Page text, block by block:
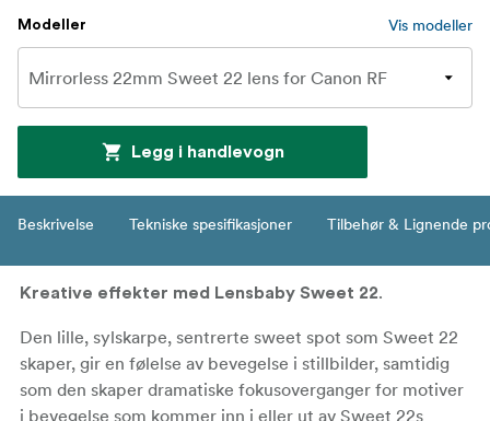
Modeller Vis modeller
Legg i handlevogn
Beskrivelse Tekniske spesifikasjoner Tilbehør & Lignende
Kreative effekter med Lensbaby Sweet 22.
Den lille, sylskarpe, sentrerte sweet spot som Sweet 22
skaper, gir en følelse av bevegelse i stillbilder, samtidig
som den skaper dramatiske fokusoverganger for motiver
i bevegelse som kommer inn i eller ut av Sweet 22s